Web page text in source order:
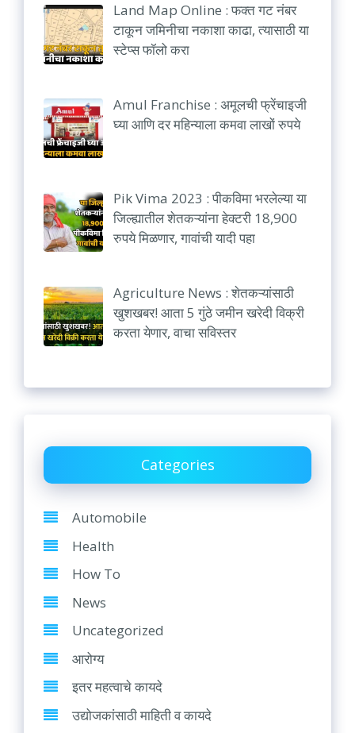
Land Map Online : फक्त गट नंबर
टाकून जमिनीचा नकाशा काढा, त्यासाठी या
स्टेप्स फॉलो करा
Amul Franchise : अमूलची फ्रेंचाइजी
घ्या आणि दर महिन्याला कमवा लाखों रुपये
Pik Vima 2023 : पीकविमा भरलेल्या या
जिल्ह्यातील शेतकऱ्यांना हेक्टरी 18,900
रुपये मिळणार, गावांची यादी पहा
Agriculture News : शेतकऱ्यांसाठी
खुशखबर! आता 5 गुंठे जमीन खरेदी विक्री
करता येणार, वाचा सविस्तर
Categories
Automobile
Health
How To
News
Uncategorized
आरोग्य
इतर महत्वाचे कायदे
उद्योजकांसाठी माहिती व कायदे